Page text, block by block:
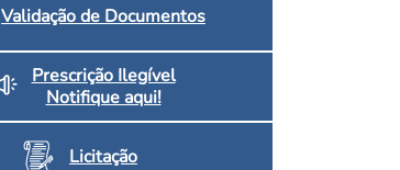
Validação de Documentos
Prescrição Ilegível
Notifique aqui!
Licitação